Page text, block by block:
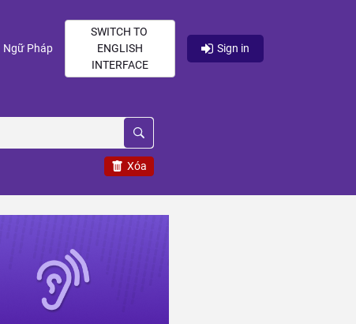
(current)
Ngữ Pháp(current)
SWITCH TO
ENGLISH
INTERFACE
Sign in
Xóa